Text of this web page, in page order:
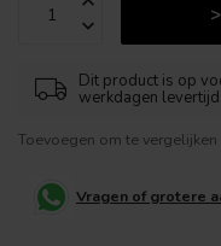
Dit product is op
werkdagen levertijd.
Toevoegen om te vergelijken
Vragen of grotere